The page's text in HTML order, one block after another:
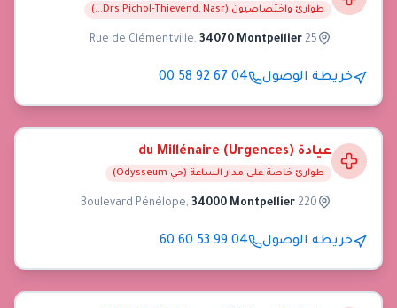
طوارئ واختصاصيون (Drs Pichol-Thievend, Nasr...)
25 Rue de Clémentville
, 34070 Montpellier
خريطة الوصول 04 67 92 58 00
عيادة du Millénaire (Urgences)
طوارئ خاصة على مدار الساعة (حي Odysseum)
220 Boulevard Pénélope
, 34000 Montpellier
خريطة الوصول 04 99 53 60 60